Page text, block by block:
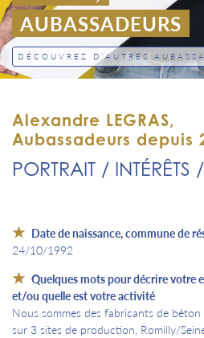
AUBASSADEURS
DÉCOUVREZ D'AUTRES
Alexandre LEGRAS,
Aubassadeurs depuis
PORTRAIT / INTÉRÊTS
Date de naissance, commune de
24/10/1992
Quelques mots pour décrire votre
et/ou quelle est votre activité
Nous sommes des fabricants de
sur 3 sites de production, Romilly/